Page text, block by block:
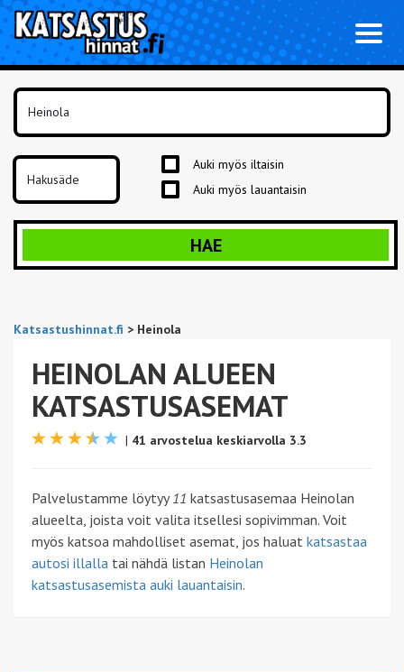
Auki myös iltaisin
Auki myös lauantaisin
HAE
Katsastushinnat.fi > Heinola
HEINOLAN ALUEEN
KATSASTUSASEMAT
| 41 arvostelua keskiarvolla 3.3
Palvelustamme löytyy11 katsastusasemaa Heinolan
alueelta, joista voit valita itsellesi sopivimman. Voit
myös katsoa mahdolliset asemat, jos haluat katsastaa
autosi illalla tai nähdä listan Heinolan
katsastusasemista auki lauantaisin.